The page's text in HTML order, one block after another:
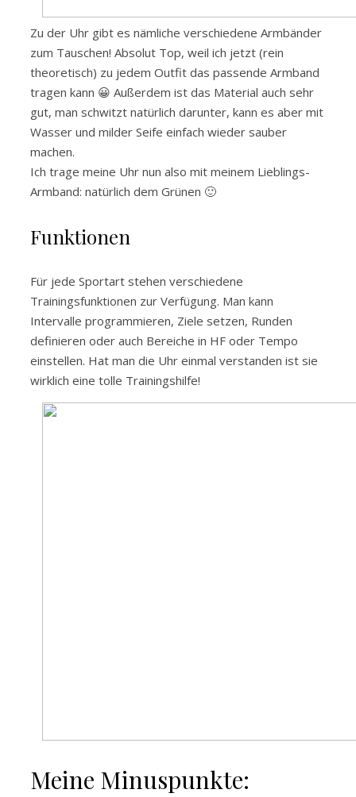
Zu der Uhr gibt es nämliche verschiedene Armbänder
zum Tauschen! Absolut Top, weil ich jetzt (rein
theoretisch) zu jedem Outfit das passende Armband
tragen kann 😀 Außerdem ist das Material auch sehr
gut, man schwitzt natürlich darunter, kann es aber mit
Wasser und milder Seife einfach wieder sauber
machen.
Ich trage meine Uhr nun also mit meinem Lieblings-
Armband: natürlich dem Grünen 🙂
Funktionen
Für jede Sportart stehen verschiedene
Trainingsfunktionen zur Verfügung. Man kann
Intervalle programmieren, Ziele setzen, Runden
definieren oder auch Bereiche in HF oder Tempo
einstellen. Hat man die Uhr einmal verstanden ist sie
wirklich eine tolle Trainingshilfe!
Meine Minuspunkte: